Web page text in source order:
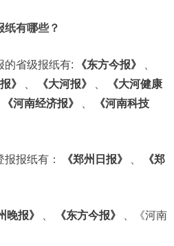
纸有哪些？
的省级报纸有: 《东方今报》
》 《大河报》
《大河健康
《河南经济报》
《河南科技
报纸有： 《郑州日报》
《郑
晚报》 《东方今报》
、《河南